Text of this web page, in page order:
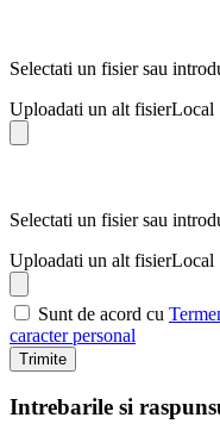
Selectati un fisier sau
Uploadati un alt fisierLocal
Selectati un fisier sau
Uploadati un alt fisierLocal
Sunt de acord cu
caracter personal
Trimite
Intrebarile si